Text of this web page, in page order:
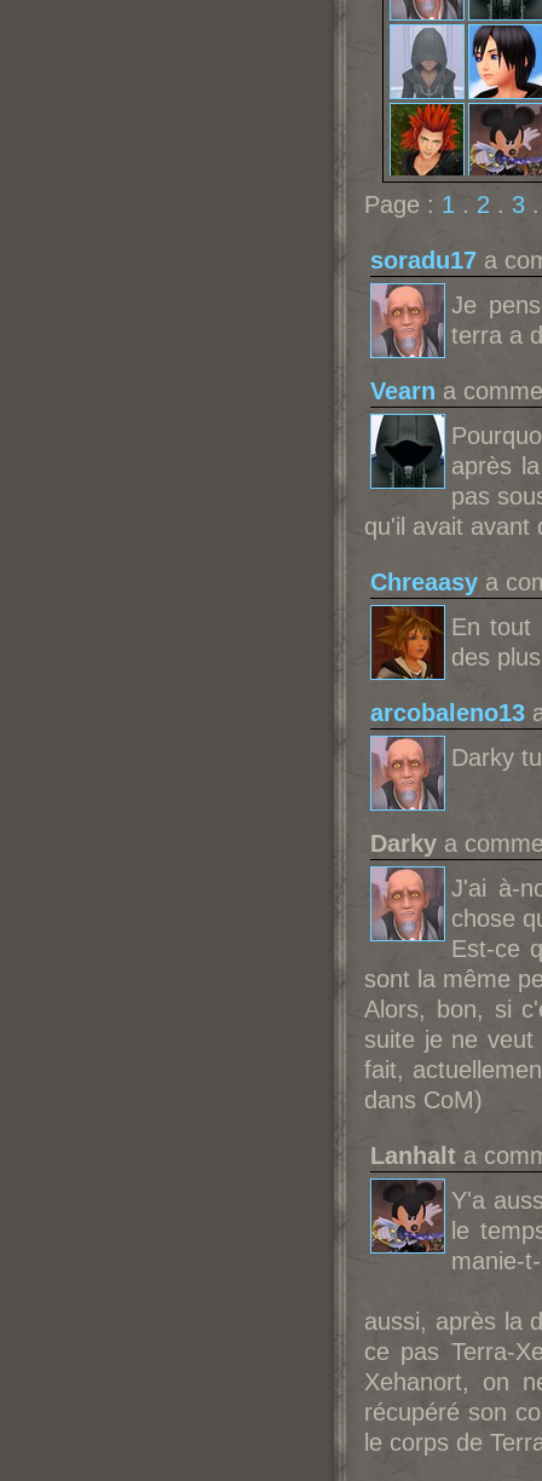
Page : 1 . 2 . 3
soradu17 a
Je
terra a
Vearn a
après
pas
qu'il avait avant
Chreaasy a
En tout
des
arcobaleno13
Darky
Darky a
J'ai à-
chose
Est-ce
sont la même
Alors, bon, si
suite je ne
fait,
dans CoM)
Lanhalt a
Y'a
le
manie-
aussi, après la
ce pas Terra-
Xehanort, on
récupéré son
le corps de